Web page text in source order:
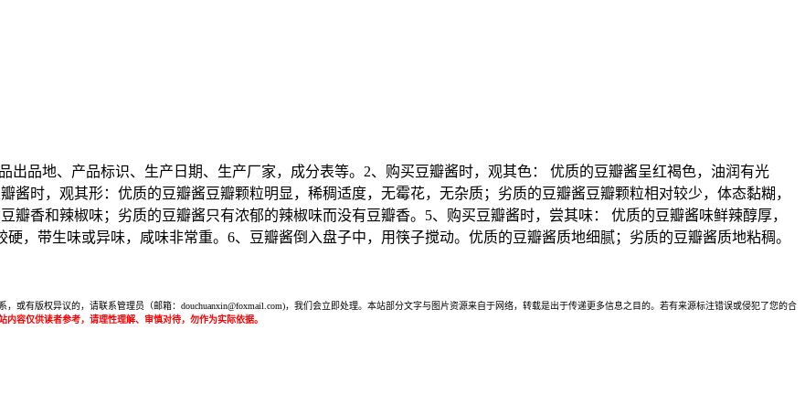
出品地、产品标识、生产日期、生产厂家，成分表等。2、购买豆瓣酱时，观其色： 优质的豆瓣酱呈红褐色，油润有光
酱时，观其形：优质的豆瓣酱豆瓣颗粒明显，稀稠适度，无霉花，无杂质；劣质的豆瓣酱豆瓣颗粒相对较少，体态黏糊，
香和辣椒味；劣质的豆瓣酱只有浓郁的辣椒味而没有豆瓣香。5、购买豆瓣酱时，尝其味： 优质的豆瓣酱味鲜辣醇厚，
，带生味或异味，咸味非常重。6、豆瓣酱倒入盘子中，用筷子搅动。优质的豆瓣酱质地细腻；劣质的豆瓣酱质地粘稠。
或有版权异议的，请联系管理员（邮箱：douchuanxin@foxmail.com)，我们会立即处理。本站部分文字与图片资源来自于网络，转载是出于传递更多信息之目的。若有来源标注错误或侵犯了您的合
内容仅供读者参考，请理性理解、审慎对待，勿作为实际依据。